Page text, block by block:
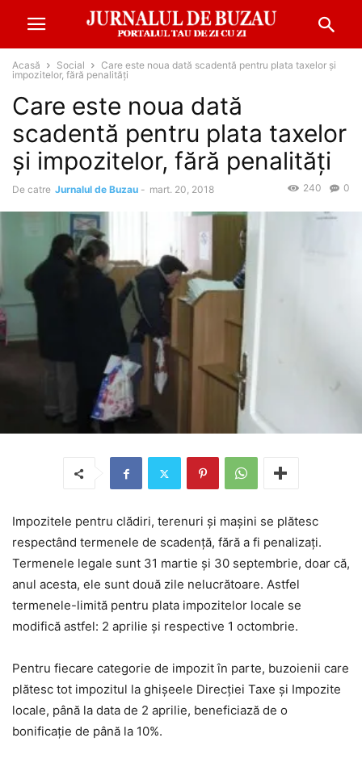
Acasă Social
Care este noua dată scadentă pentru plata taxelor și
impozitelor, fără penalități
Care este noua dată
scadentă pentru plata taxelor
și impozitelor, fără penalități
De catre Jurnalul de Buzau - mart. 20, 2018 0
240
Impozitele pentru clădiri, terenuri şi maşini se plătesc
respectând termenele de scadență, fără a fi penalizați.
Termenele legale sunt 31 martie și 30 septembrie, doar că,
anul acesta, ele sunt două zile nelucrătoare. Astfel
termenele-limită pentru plata impozitelor locale se
modifică astfel: 2 aprilie și respective 1 octombrie.
Pentru fiecare categorie de impozit în parte, buzoienii care
plătesc tot impozitul la ghișeele Direcției Taxe şi Impozite
locale, până la data de 2 aprilie, beneficiază de o
bonificație de până la 10%.